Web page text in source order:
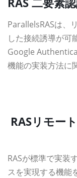
ParallelsRASは、
した接続誘導が可
Google
機能の実装方法に
RASリモー
RASが標準で実装
スを実現する機能